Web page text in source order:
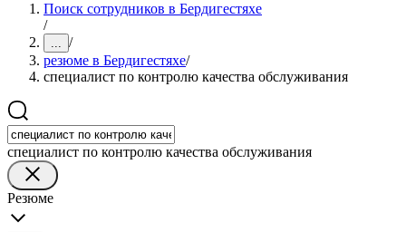
Поиск сотрудников в Бердигестяхе
/
... /
резюме в Бердигестяхе/
специалист по контролю качества обслуживания
специалист по контролю качества обслуживания
Резюме